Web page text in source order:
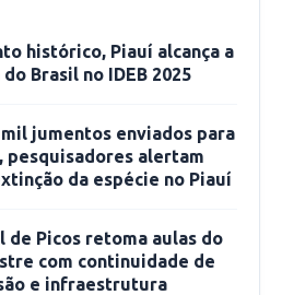
atividades lúdicas
de ofertados serviços da
como medição de pressão
orientações e
histórico, Piauí alcança a
Brasil no IDEB 2025
mil jumentos enviados para
pesquisadores alertam
da espécie no Piauí
de Picos retoma aulas do
com continuidade de
e infraestrutura